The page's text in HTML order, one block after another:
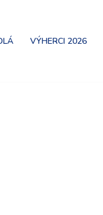
VÝHERCI 2026